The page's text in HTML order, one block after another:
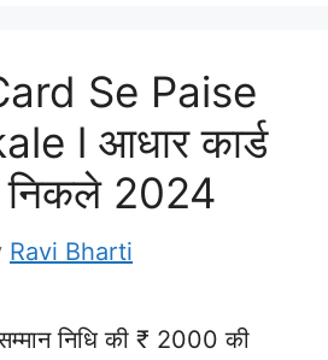
Se Paise
l आधार कार्ड
निकले 2024
Ravi Bharti
निधि की ₹ 2000 की